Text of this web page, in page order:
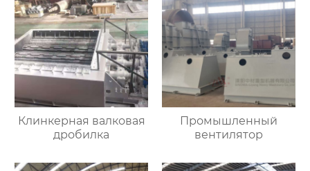
Клинкерная валковая
дробилка
Промышленный
вентилятор